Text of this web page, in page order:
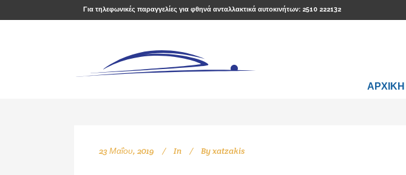
Για τηλεφωνικές παραγγελίες για φθηνά ανταλλακτικά αυτοκινήτων: 2510 222132
ΑΡΧΙΚΗ
23 Μαΐου, 2019 In Byxatzakis